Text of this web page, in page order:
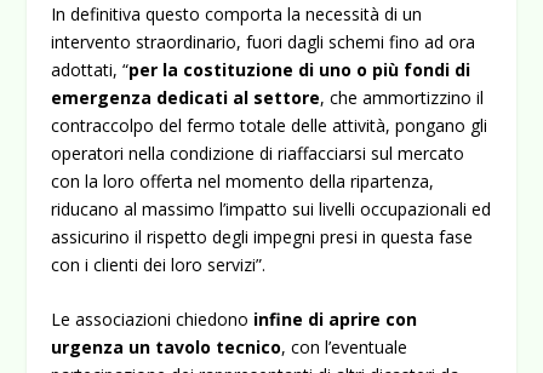
In definitiva questo comporta la necessità di un
intervento straordinario, fuori dagli schemi fino ad ora
adottati, “per la costituzione di uno o più fondi di
emergenza dedicati al settore, che ammortizzino il
contraccolpo del fermo totale delle attività, pongano gli
operatori nella condizione di riaffacciarsi sul mercato
con la loro offerta nel momento della ripartenza,
riducano al massimo l’impatto sui livelli occupazionali ed
assicurino il rispetto degli impegni presi in questa fase
con i clienti dei loro servizi”.
Le associazioni chiedono infine di aprire con
urgenza un tavolo tecnico, con l’eventuale